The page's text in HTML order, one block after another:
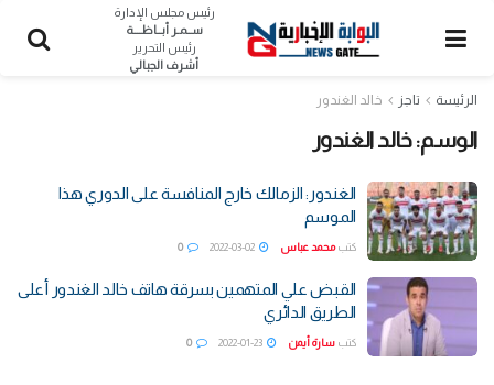
رئيس مجلس الإدارة
ســمـر أبــاظــــة
رئيس التحرير
أشرف الجبالي
الرئيسة تاجز خالد الغندور
الوسم:خالد الغندور
الغندور: الزمالك خارج المنافسة على الدوري هذا
الموسم
كتب محمد عباس 0
القبض علي المتهمين بسرقة هاتف خالد الغندور أعلى
الطريق الدائري
كتب سارة أيمن 0